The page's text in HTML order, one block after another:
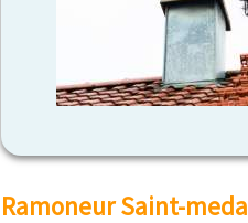
Ramoneur Saint-